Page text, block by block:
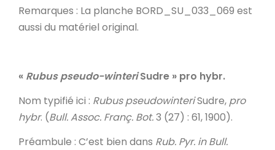
Remarques : La planche BORD_SU_033_069 est
aussi du matériel original.
« Rubus pseudo-winteriSudre » pro hybr.
Nom typifié ici : Rubus pseudowinteriSudre, pro
hybr. (Bull. Assoc. Franç. Bot.3 (27) : 61, 1900).
Préambule : C’est bien dans Rub. Pyr. in Bull.